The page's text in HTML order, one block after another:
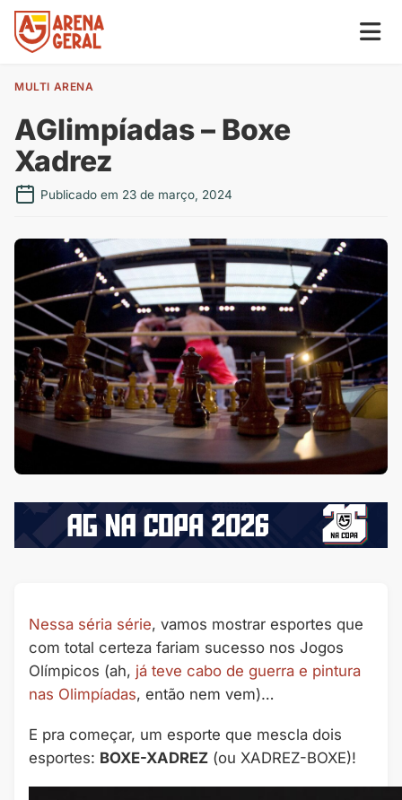
MULTI ARENA
AGlimpíadas – Boxe
Xadrez
Publicado em 23 de março, 2024
Nessa séria série, vamos mostrar esportes que
com total certeza fariam sucesso nos Jogos
Olímpicos (ah, já teve cabo de guerra e pintura
nas Olimpíadas, então nem vem)…
E pra começar, um esporte que mescla dois
esportes: BOXE-XADREZ (ou XADREZ-BOXE)!